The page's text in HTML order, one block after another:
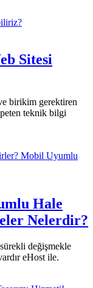
Sitesi
birikim gerektiren
teknik bilgi
Hale
Nelerdir?
değişmekle
eHost ile.